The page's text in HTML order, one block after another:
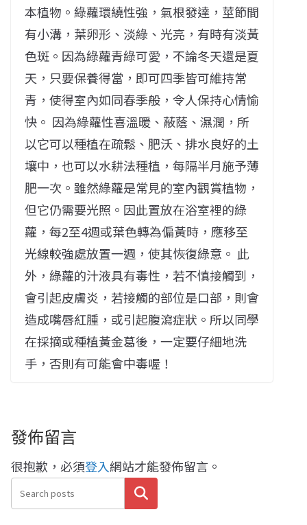
本植物。綠蘿環繞性強，氣根發達，莖節間
有小溝，葉卵形、淡綠、光亮，有時有淡黃
色斑。因為綠蘿青綠可愛，不論冬天還是夏
天，只要保養得當，即可四季皆可維持常
青，使得室內如同春季般，令人保持心情愉
快。 因為綠蘿性喜溫暖、蔽蔭、濕潤，所
以它可以種植在疏鬆、肥沃、排水良好的土
壤中，也可以水耕法種植，每隔半月施予薄
肥一次。雖然綠蘿是常見的室內觀賞植物，
但它仍需要光照。因此置放在浴室裡的綠
蘿，每2至4週或葉色轉為偏黃時，應移至
光線較強處放置一週，使其恢復綠意。 此
外，綠蘿的汁液具有毒性，若不慎接觸到，
會引起皮膚炎，若接觸的部位是口部，則會
造成嘴唇紅腫，或引起腹瀉症狀。所以同學
在採摘或種植黃金葛後，一定要仔細地洗
手，否則有可能會中毒喔！
發佈留言
很抱歉，必須登入網站才能發佈留言。
搜尋